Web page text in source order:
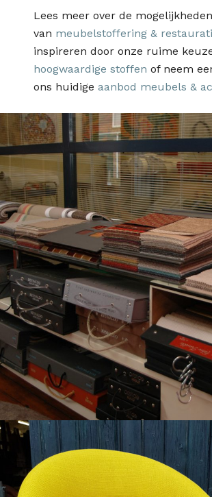
Lees meer over de mogelijkheden
van meubelstoffering &
inspireren door onze ruime
hoogwaardige stoffenof neem
ons huidigeaanbod meubels &